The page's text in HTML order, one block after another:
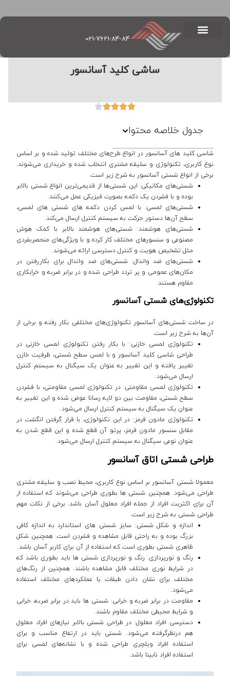
021-7621-84-84
ساشی کلید آسانسور
جدول خلاصه محتوا
شاسی کلید های آسانسور در انواع طرح‌های مختلف تولید شده و بر اساس
نوع کاربری، تکنولوژی و سلیقه مشتری انتخاب شده و خریداری می‌شوند.
برخی از انواع شستی آسانسور به شرح زیر است.
شستی‌های مکانیکی: این شستی‌ها از قدیمی‌ترین انواع شستی بالابر
بوده و با فشردن یک دکمه بصورت فیزیکی عمل می‌کنند.
شستی‌های لمسی: با لمس کردن دکمه های شستی های لمسی،
سطح آن‌ها دستور حرکت به سیستم کنترل ارسال می‌کند.
شستی‌های هوشمند: شستی‌های هوشمند بالابر با کمک هوش
مصنوعی و سنسورهای مختلف کار کرده و با ویژگی‌های منحصربفردی
مثل تشخیص هویت و کنترل دسترسی ارائه می‌شوند.
شستی‌های ضد واندال: شستی‌های ضد واندال برای بکاررفتن در
مکان‌های عمومی و پر تردد طراحی شده‌ و در برابر ضربه و خرابکاری
مقاوم هستند.
تکنولوژی‌های شستی آسانسور
در ساخت شستی‌های آسانسور تکنولوژی‌های مختلفی بکار رفته و برخی از
آن‌ها به شرح زیر است.
تکنولوژی لمسی خازنی: با بکار رفتن تکنولوژی لمسی خازنی در
طراحی شاسی کلید آسانسور و با لمس سطح شستی، ظرفیت خازن
تغییر یافته و این تغییر به عنوان یک سیگنال به سیستم کنترل
ارسال می‌شود.
تکنولوژی لمسی مقاومتی: در تکنولوژی لمسی مقاومتی، با فشردن
سطح شستی، مقاومت بین دو لایه رسانا عوض شده و این تغییر به
عنوان یک سیگنال به سیستم کنترل ارسال می‌شود.
تکنولوژی مادون قرمز: در این تکنولوژی، با قرار گرفتن انگشت در
مقابل سنسور مادون قرمز، پرتو آن قطع شده و این قطع شدن به
عنوان نوعی سیگنال به سیستم کنترل ارسال می‌شود.
طراحی شستی اتاق آسانسور
معمولا شستی آسانسور بر اساس نوع کاربری، محیط نصب و سلیقه مشتری
طراحی می‌شود. همچنین شستی ها بطوری طراحی می‌شوند که استفاده از
آن برای اکثریت افراد از جمله افراد معلول آسان باشد. برخی از نکات مهم
طراحی شستی به شرح زیر است.
اندازه و شکل شستی: سایز شستی های استاندارد به اندازه کافی
بزرگ بوده و به راحتی قابل مشاهده و فشردن است. همچنین شکل
ظاهری شستی بطوری است که استفاده از آن برای کاربر آسان باشد.
رنگ و نورپردازی: رنگ و نورپردازی شستی ها باید بطوری باشد که
در شرایط نوری مختلف قابل مشاهده باشند. همچنین از رنگ‌های
مختلف برای نشان دادن طبقات یا عملکردهای مختلف استفاده
می‌شود.
مقاومت در برابر ضربه و خرابی: شستی ها باید در برابر ضربه، خرابی
و شرایط محیطی مختلف مقاوم باشند.
دسترسی افراد معلول: در طراحی شستی بالابر نیازهای افراد معلول
هم درنظرگرفته می‌شود. شستی باید در ارتفاع مناسب و برای
استفاده افراد ویلچری طراحی شده و با نشانه‌های لمسی برای
استفاده افراد نابینا باشد.